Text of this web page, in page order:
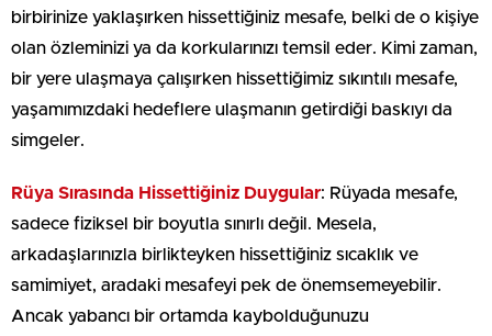
birbirinize yaklaşırken hissettiğiniz mesafe, belki de o kişiye
olan özleminizi ya da korkularınızı temsil eder. Kimi zaman,
bir yere ulaşmaya çalışırken hissettiğimiz sıkıntılı mesafe,
yaşamımızdaki hedeflere ulaşmanın getirdiği baskıyı da
simgeler.
Rüya Sırasında Hissettiğiniz Duygular: Rüyada mesafe,
sadece fiziksel bir boyutla sınırlı değil. Mesela,
arkadaşlarınızla birlikteyken hissettiğiniz sıcaklık ve
samimiyet, aradaki mesafeyi pek de önemsemeyebilir.
Ancak yabancı bir ortamda kaybolduğunuzu